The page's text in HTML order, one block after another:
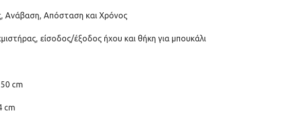
Ανάβαση, Απόσταση και Χρόνος
είσοδος/έξοδος ήχου και θήκη για μπουκάλι
cm
cm